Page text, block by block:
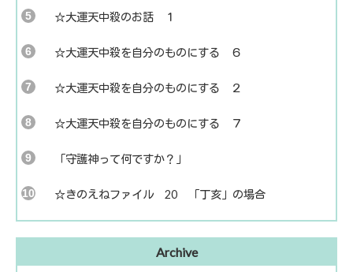
☆大運天中殺のお話 １
☆大運天中殺を自分のものにする ６
☆大運天中殺を自分のものにする ２
☆大運天中殺を自分のものにする ７
「守護神って何ですか？」
☆きのえねファイル 20 「丁亥」の場合
Archive